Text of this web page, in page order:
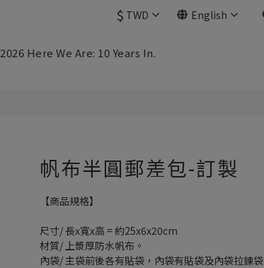
$ TWD English
2026 Here We Are: 10 Years In.
帆布半圓郵差包-訂製
【商品規格】
尺寸/ 長x寬x高 = 約25x6x20cm
材質/ 上漿厚防水帆布。
內袋/ 主袋前後各有貼袋，內袋有貼袋及內袋拉鍊袋